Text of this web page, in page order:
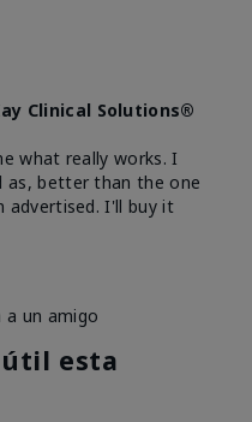
Clinical Solutions®
what really works. I
as, better than the one
advertised. I'll buy it
a un amigo
esta